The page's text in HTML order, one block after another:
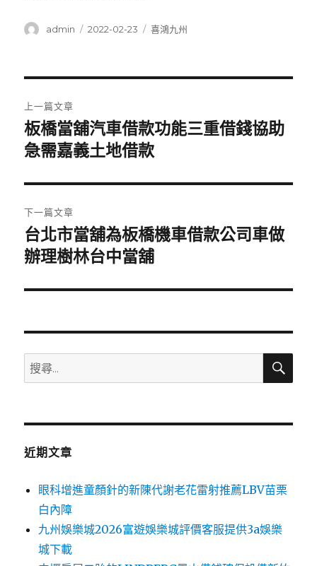
作
admin
發
2022-02-23
分
喜鴻九州
章
導
覽
上一篇文章
上
一
文
章:
板橋當舖汽車借款功能三重借錢協助
急需嘉義土地借款
下一篇文章
下
一
文
台北市當舖為板橋機車借款公司車做
辦理樹林台中當舖
搜
尋
鍵
搜
近期文章
眼科增進童顏針的新陳代謝老花雷射推薦LBV苗栗
白內障
九州娛樂城2026富遊娛樂城評價客服提供3a娛樂
城下載